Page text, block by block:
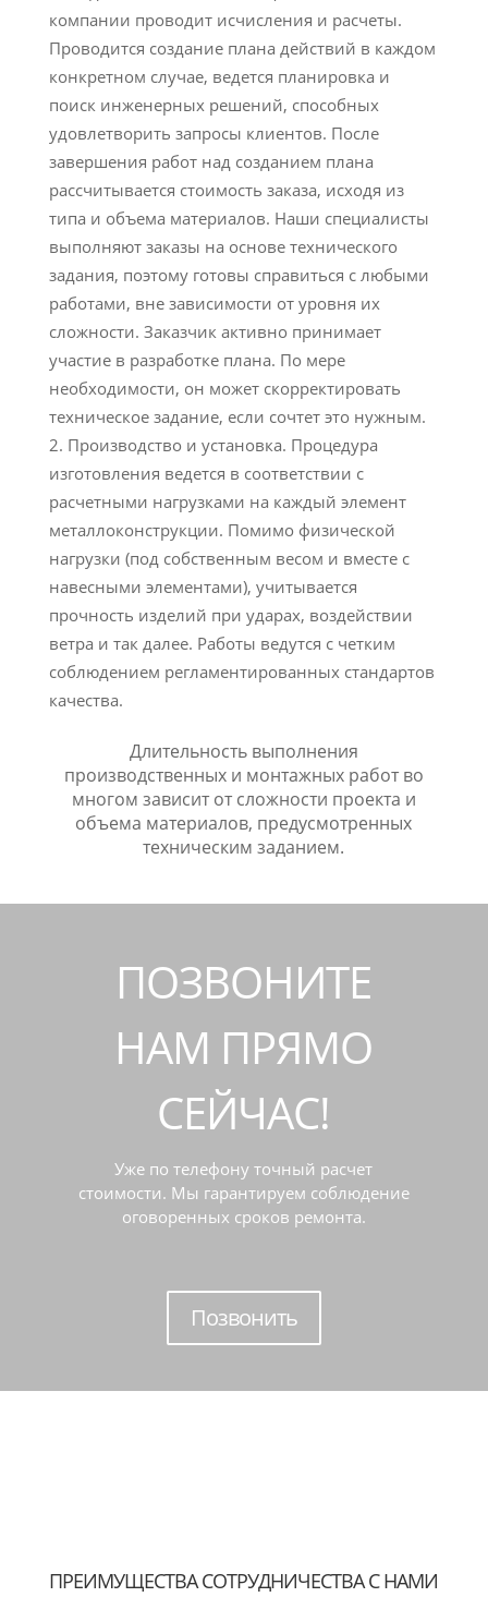
компании проводит исчисления и расчеты.
Проводится создание плана действий в каждом
конкретном случае, ведется планировка и
поиск инженерных решений, способных
удовлетворить запросы клиентов. После
завершения работ над созданием плана
рассчитывается стоимость заказа, исходя из
типа и объема материалов. Наши специалисты
выполняют заказы на основе технического
задания, поэтому готовы справиться с любыми
работами, вне зависимости от уровня их
сложности. Заказчик активно принимает
участие в разработке плана. По мере
необходимости, он может скорректировать
техническое задание, если сочтет это нужным.
Производство и установка. Процедура
изготовления ведется в соответствии с
расчетными нагрузками на каждый элемент
металлоконструкции. Помимо физической
нагрузки (под собственным весом и вместе с
навесными элементами), учитывается
прочность изделий при ударах, воздействии
ветра и так далее. Работы ведутся с четким
соблюдением регламентированных стандартов
качества.
Длительность выполнения
производственных и монтажных работ во
многом зависит от сложности проекта и
объема материалов, предусмотренных
техническим заданием.
ПОЗВОНИТЕ
НАМ ПРЯМО
СЕЙЧАС!
Уже по телефону точный расчет
стоимости. Мы гарантируем соблюдение
оговоренных сроков ремонта.
Позвонить
ПРЕИМУЩЕСТВА СОТРУДНИЧЕСТВА С НАМИ